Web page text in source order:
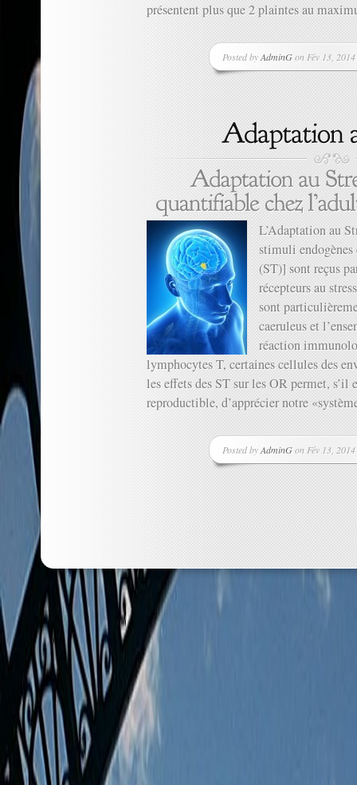
présentent plus que 2 plaintes au
Posted byAdminGon Fév 13,
L’Adaptation au
stimuli endogènes
(ST)] sont reçus
récepteurs au
sont
caeruleus et
réaction
lymphocytes T, certaines cellules des
les effets des ST sur les OR permet, s’il
reproductible, d’apprécier notre
Posted byAdminGon Fév 13,